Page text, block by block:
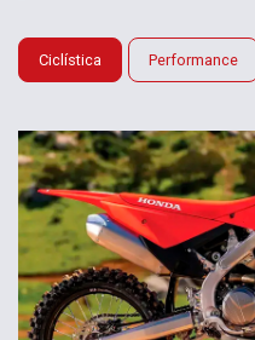
Ciclística Performance